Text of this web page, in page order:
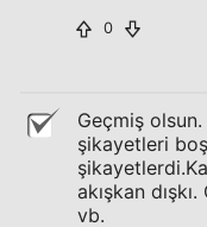
0
Geçmiş
şikayetleri
akışkan
vb.